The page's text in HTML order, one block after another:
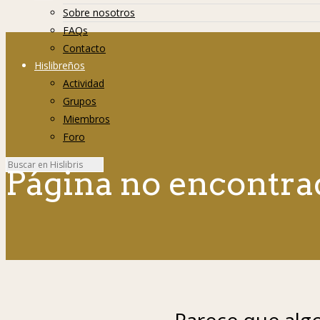
Sobre nosotros
FAQs
Contacto
Hislibreños
Actividad
Grupos
Miembros
Foro
Página no